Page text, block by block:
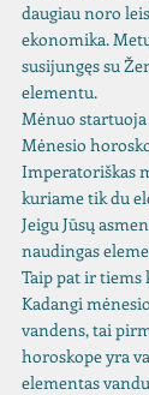
daugiau noro
ekonomika.
susijungęs su
elementu.
Mėnuo startuoja
Mėnesio
Imperatoriškas
kuriame tik du
Jeigu Jūsų
naudingas
Taip pat ir tiems
Kadangi
vandens, tai
horoskope yra
elementas